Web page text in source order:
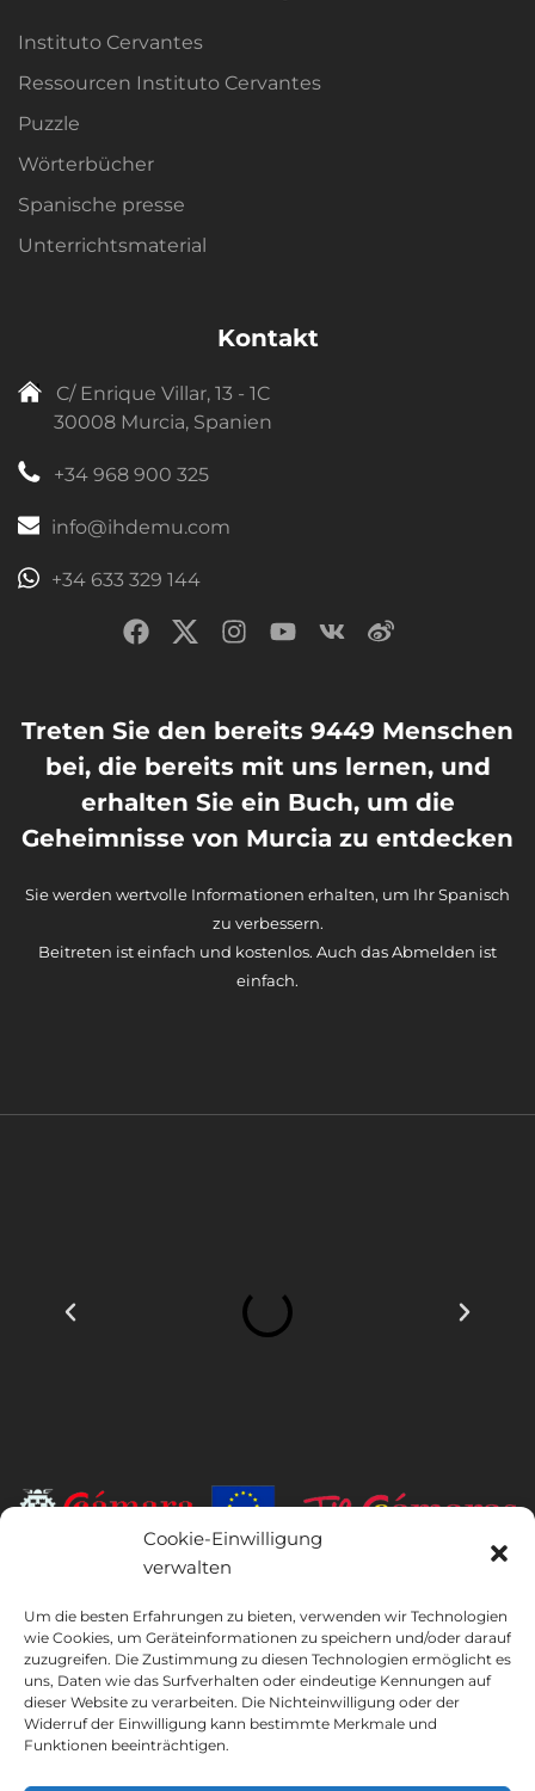
Cookie-Einwilligung
verwalten
Um die besten Erfahrungen zu bieten, verwenden wir Technologien
wie Cookies, um Geräteinformationen zu speichern und/oder darauf
zuzugreifen. Die Zustimmung zu diesen Technologien ermöglicht es
uns, Daten wie das Surfverhalten oder eindeutige Kennungen auf
dieser Website zu verarbeiten. Die Nichteinwilligung oder der
Widerruf der Einwilligung kann bestimmte Merkmale und
Funktionen beeinträchtigen.
Instituto Cervantes
Ressourcen Instituto Cervantes
Puzzle
Wörterbücher
Spanische presse
Unterrichtsmaterial
Kontakt
C/ Enrique Villar, 13 - 1C
30008 Murcia, Spanien
+34 968 900 325
info@ihdemu.com
+34 633 329 144
Treten Sie den bereits 9449 Menschen
bei, die bereits mit uns lernen, und
erhalten Sie ein Buch, um die
Geheimnisse von Murcia zu entdecken
Sie werden wertvolle Informationen erhalten, um Ihr Spanisch
zu verbessern.
Beitreten ist einfach und kostenlos. Auch das Abmelden ist
einfach.
Begünstigte des Europäischen Fonds für regionale Entwicklung,
dessen Ziel es ist, die Nutzung und Qualität von Informations- und
Kommunikationstechnologien und deren Zugänglichkeit zu
entwickeln, und dank dessen es die folgenden Lösungen
implementiert hat: Online-Präsenz durch seine Webseite. Die
vorliegende Maßnahme fand im Jahr 2020 statt. Zu diesem Zweck
wurde sie vom TIC Cámaras-Programm von Cámara aus Murcia